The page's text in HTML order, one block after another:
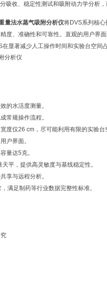
吸收、稳定性测试和吸附动力学分析，
量法水蒸气吸附分析仪将DVS系列核
度、准确性和可靠性。直观的用户界
显著减少人工操作时间和实验台空间
的水活度测量。
常规操作流程。
度仅26 cm，尽可能利用有限的实验台
户界面。
量达5克。
天平，提供高灵敏度与基线稳定性。
享与远程分析。
满足制药等行业数据完整性标准。